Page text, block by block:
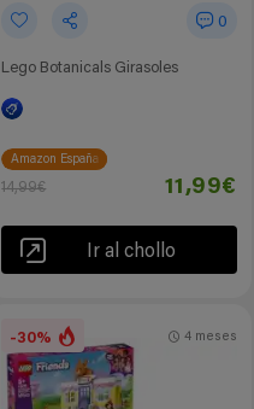
0
Lego Botanicals Girasoles
Amazon España
14,99€ 11,99€
Ir al chollo
-30% 4 meses